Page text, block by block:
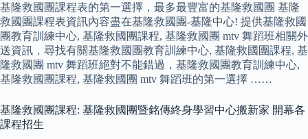
基隆救國團課程表的第一選擇，最多最豐富的基隆救國團 基隆
救國團課程表資訊內容盡在基隆救國團-基隆中心! 提供基隆救國
團教育訓練中心, 基隆救國團課程, 基隆救國團 mtv 舞蹈班相關外
送資訊，尋找有關基隆救國團教育訓練中心, 基隆救國團課程, 基
隆救國團 mtv 舞蹈班絕對不能錯過，基隆救國團教育訓練中心,
基隆救國團課程, 基隆救國團 mtv 舞蹈班的第一選擇 ……
基隆救國團課程: 基隆救國團暨銘傳終身學習中心搬新家 開幕各
課程招生